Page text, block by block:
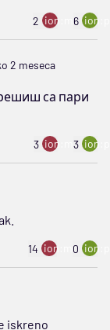
2 ion:minus
6
2 meseca
са пари
3 ion:minus
3
14 ion:minus
0
iskreno